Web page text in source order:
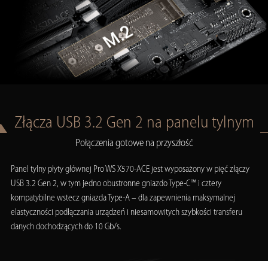
Złącza USB 3.2 Gen 2 na panelu tylnym
Połączenia gotowe na przyszłość
Panel tylny płyty głównej Pro WS X570-ACE jest wyposażony w pięć złączy
USB 3.2 Gen 2, w tym jedno obustronne gniazdo Type-C™ i cztery
kompatybilne wstecz gniazda Type-A – dla zapewnienia maksymalnej
elastyczności podłączania urządzeń i niesamowitych szybkości transferu
danych dochodzących do 10 Gb/s.